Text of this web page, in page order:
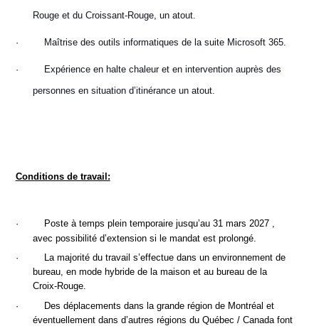
Rouge et du Croissant-Rouge, un atout.
· Maîtrise des outils informatiques de la suite Microsoft 365.
·
Expérience en halte chaleur et en intervention auprès des
personnes en situation d’itinérance un atout.
Conditions de travail:
·
Poste à temps plein temporaire jusqu’au 31 mars 2027 ,
avec possibilité d’extension si le mandat est prolongé.
·
La majorité du travail s’effectue dans un environnement de
bureau, en mode hybride de la maison et au bureau de la
Croix-Rouge.
·
Des déplacements dans la grande région de Montréal et
éventuellement dans d’autres régions du Québec / Canada font